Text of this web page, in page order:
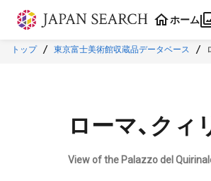
本文に飛ぶ
ホーム
トップ 東京富士美術館収蔵品データベース
ローマ、ク
View of the Palazzo del